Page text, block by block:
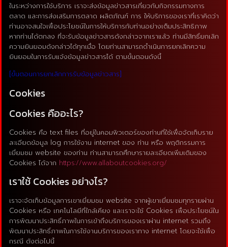
ในระหว่างการใช้บริการ เราจะส่งข้อมูลข่าวสารเกี่ยวกับกิจกรรมทางการ
ตลาด และการส่งเสริมการตลาด ผลิตภัณฑ์ การ ให้บริการของเราที่เราคิดว่า
ท่านอาจสนใจเพื่อประโยชน์ในการให้บริการกับท่านอย่างเต็มประสิทธิภาพ
หากท่านได้ตกลง ที่จะรับข้อมูลข่าวสารดังกล่าวจากเราแล้ว ท่านมีสิทธิ์ยกเลิก
ความยินยอมดังกล่าวได้ทุกเมื่อ โดยท่านสามารถดำเนินการยกเลิกความ
ยินยอมในการรับแจ้งข้อมูลข่าวสารได้ ตามขั้นตอนดังนี้
[ขั้นตอนการยกเลิกการรับข้อมูลข่าวสาร]
Cookies
Cookies คืออะไร?
Cookies คือ text files ที่อยู่ในคอมพิวเตอร์ของท่านที่ใช้เพื่อจัดเก็บราย
ละเอียดข้อมูล log การใช้งาน internet ของ ท่าน หรือ พฤติกรรมการ
เยี่ยมชม website ของท่าน ท่านสามารถศึกษารายละเอียดเพิ่มเติมของ
Cookies ได้จาก https://www.allaboutcookies.org/
เราใช้ Cookies อย่างไร?
เราจะจัดเก็บข้อมูลการเขาเยี่ยมชม website จากผู้เขาเยี่ยมชมทุกรายผ่าน
Cookies หรือ เทคโนโลยีที่ใกล้เคียง และเราจะใช้ Cookies เพื่อประโยชน์ใน
การพัฒนาประสิทธิ์ภาพในการเข้าถึงบริการของเราผ่าน internet รวมถึง
พัฒนาประสิทธิ์ภาพในการใช้งานบริการของเราทาง internet โดยจะใช้เพื่อ
กรณี ดังต่อไปนี้